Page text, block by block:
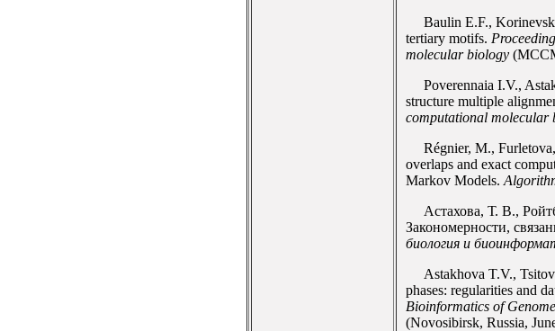
Baulin E.F.,
tertiary motifs.
molecular biology
Poverennaia I.V.,
structure multiple
computational molecular
Régnier, M.,
overlaps and exact
Markov Models.
Астахова, Т. В.,
Закономерности,
биология и
Astakhova T.V.,
phases: regularities and
Bioinformatics of
(Novosibirsk, Russia,